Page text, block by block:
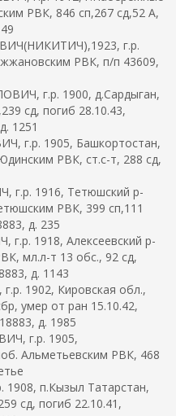
РВК, 846 сп,267 сд,52 А,
г.р.
РВК, п/п 43609,
г.р. 1900, д.Сардыган,
сд, погиб 28.10.43,
1251
г.р. 1905, Башкортостан,
РВК, ст.с-т, 288 сд,
1916, Тетюшский р-
РВК, 399 сп,111
д. 235
1918, Алексеевский р-
мл.л-т 13 обс., 92 сд,
д. 1143
1902, Кировская обл.,
умер от ран 15.10.42,
д. 1985
г.р. 1905,
Альметьевским РВК, 468
п.Кызыл Татарстан,
сд, погиб 22.10.41,